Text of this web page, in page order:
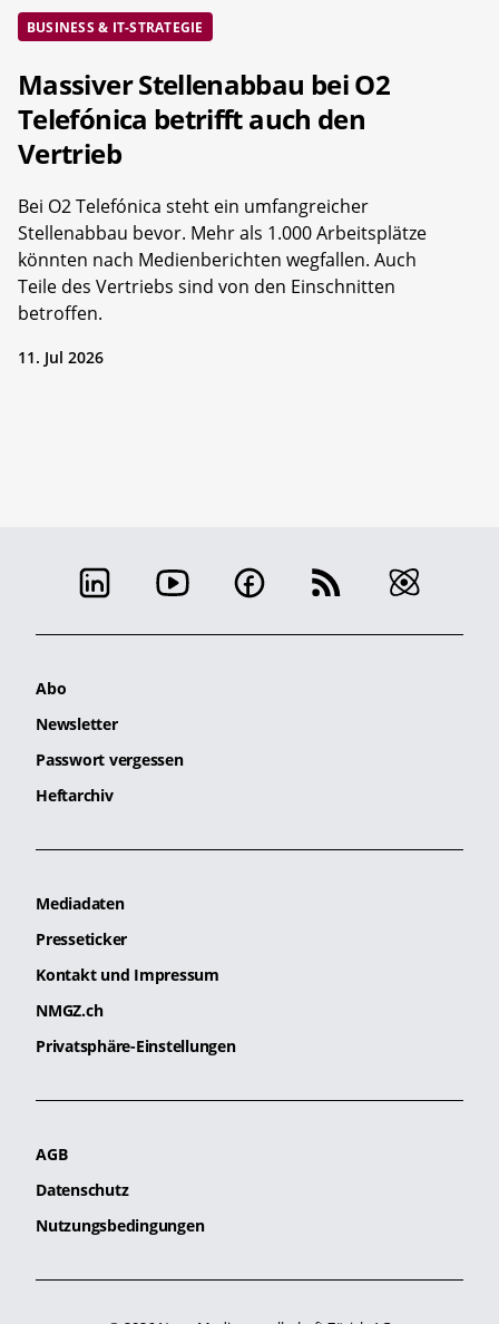
BUSINESS & IT-STRATEGIE
Massiver Stellenabbau bei O2
Telefónica betrifft auch den
Vertrieb
Bei O2 Telefónica steht ein umfangreicher
Stellenabbau bevor. Mehr als 1.000 Arbeitsplätze
könnten nach Medienberichten wegfallen. Auch
Teile des Vertriebs sind von den Einschnitten
betroffen.
11. Jul 2026
Abo
Newsletter
Passwort vergessen
Heftarchiv
Mediadaten
Presseticker
Kontakt und Impressum
NMGZ.ch
Privatsphäre-Einstellungen
AGB
Datenschutz
Nutzungsbedingungen